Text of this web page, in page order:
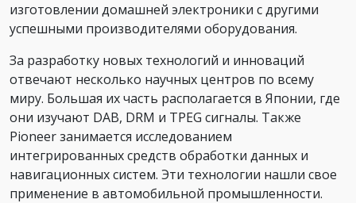
изготовлении домашней электроники с другими
успешными производителями оборудования.
За разработку новых технологий и инноваций
отвечают несколько научных центров по всему
миру. Большая их часть располагается в Японии, где
они изучают DAB, DRM и TPEG сигналы. Также
Pioneer занимается исследованием
интегрированных средств обработки данных и
навигационных систем. Эти технологии нашли свое
применение в автомобильной промышленности.